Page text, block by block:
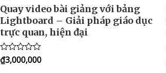
Quay video bài giảng với bảng
Lightboard – Giải pháp giáo dục
trực quan, hiện đại
Rated
0
₫3,000,000